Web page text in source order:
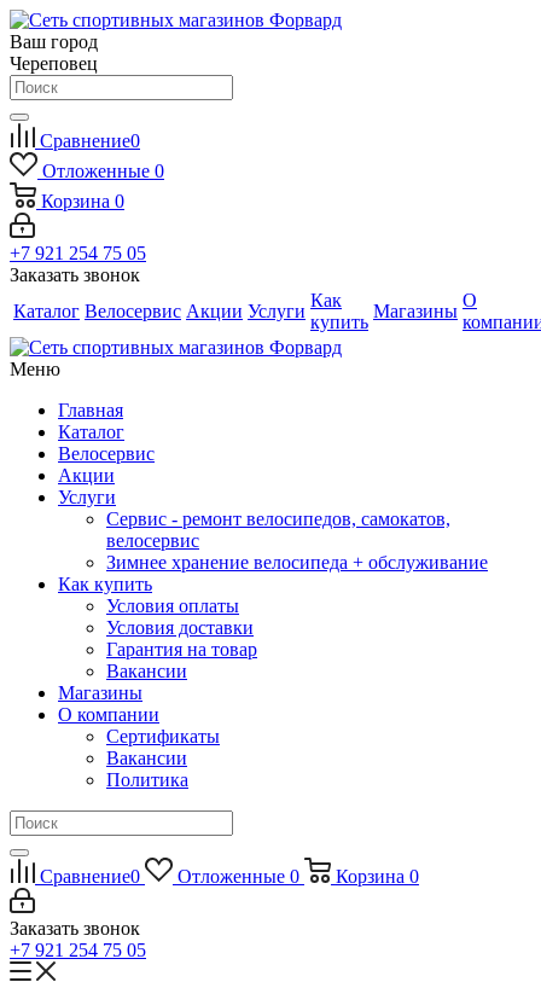
Ваш город
Череповец
Сравнение0
Отложенные 0
Корзина 0
+7 921 254 75 05
Заказать звонок
Каталог Велосервис Акции Услуги
Как
купить
Магазины
О
Меню
Главная
Каталог
Велосервис
Акции
Услуги
Сервис - ремонт велосипедов, самокатов,
велосервис
Зимнее хранение велосипеда + обслуживание
Как купить
Условия оплаты
Условия доставки
Гарантия на товар
Вакансии
Магазины
О компании
Сертификаты
Вакансии
Политика
Сравнение0 Отложенные 0 Корзина 0
Заказать звонок
+7 921 254 75 05